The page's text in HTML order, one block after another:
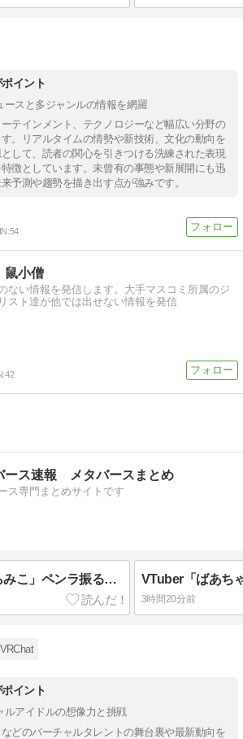
イント
ースと多ジャンルの情報を網羅
テインメント、テクノロジーなど幅広い分野の
。リアルタイムの情勢や新技術、文化の動向を
して、読者の関心を引きつける洗練された表現
徴としています。未曾有の事態や新展開にも迅
予測や趨勢を描き出す点が強みです。
54
小僧
ない情報を発信します。大手マスコミ所属のジ
スト達が他では出せない情報を発信
42
ース速報 メタバースまとめ
ス専門まとめサイトです
ホロライブ「さくらみこ」ペンラ振る動作で体調崩す？ホロドリで画面酔いして凸待ち1時間で切り上げる「雪花ラミィ」コラボ配信に向けてゆっくり休む
3時間20分前
イント
ルアイドルの想像力と挑戦
どのバーチャルタレントの舞台裏や最新動向を